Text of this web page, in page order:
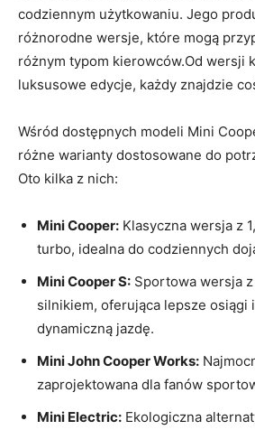
codziennym użytkowaniu. Jego
różnorodne wersje, które mogą
różnym typom kierowców.Od wersji
luksusowe edycje, każdy znajdzie
Wśród dostępnych modeli Mini
różne warianty dostosowane do
Oto kilka z nich:
Mini Cooper: Klasyczna wersja z
turbo, idealna do codziennych
Mini Cooper S: Sportowa wersja
silnikiem, oferująca lepsze osiągi
dynamiczną jazdę.
Mini John Cooper Works:
zaprojektowana dla fanów
Mini Electric: Ekologiczna